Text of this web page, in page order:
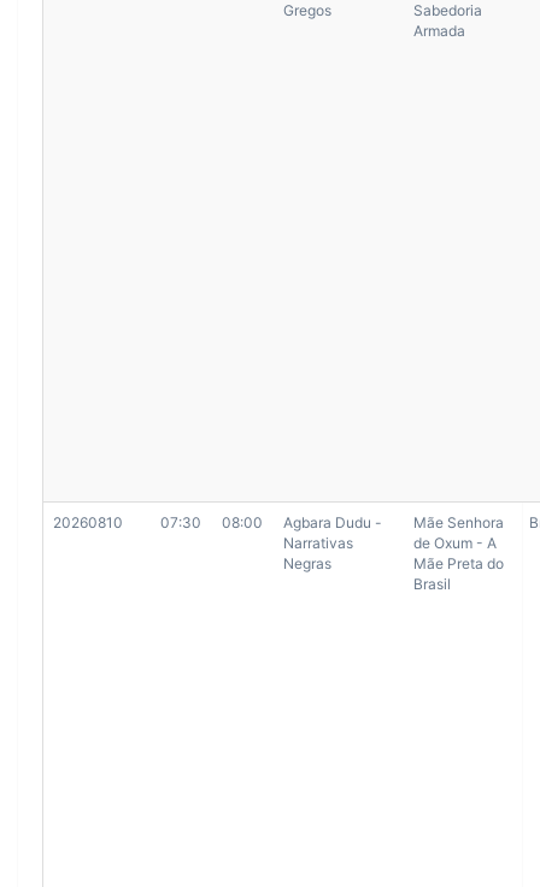
Gregos
Sabedoria
Armada
20260810 07:30 08:00
Agbara Dudu -
Narrativas
Negras
Mãe Senhora
de Oxum - A
Mãe Preta do
Brasil